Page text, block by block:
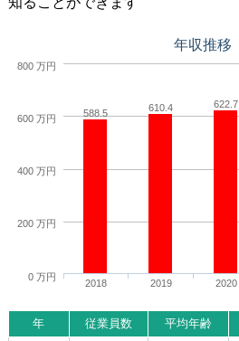
年収推移
588.5 610.4 622.7
2018 2019 2020
0 万円
200 万円
400 万円
600 万円
800 万円
年 従業員数 平均年齢